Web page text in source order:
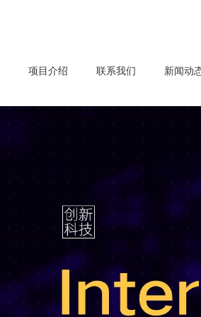
项目介绍 联系我们 新闻动